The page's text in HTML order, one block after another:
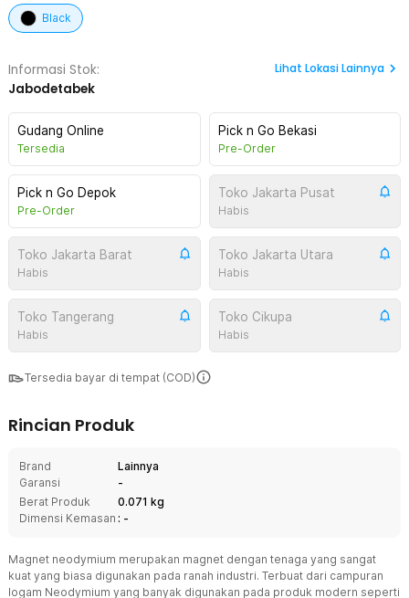
Black
Informasi Stok:
Jabodetabek
Lihat Lokasi Lainnya
Gudang Online
Tersedia
Pick n Go Bekasi
Pre-Order
Pick n Go Depok
Pre-Order
Toko Jakarta Pusat
Habis
Toko Jakarta Barat
Habis
Toko Jakarta Utara
Habis
Toko Tangerang
Habis
Toko Cikupa
Habis
Tersedia bayar di tempat (COD)
Rincian Produk
Brand
Lainnya
Garansi
-
Berat Produk
0.071 kg
Dimensi Kemasan : -
Magnet neodymium merupakan magnet dengan tenaga yang sangat
kuat yang biasa digunakan pada ranah industri. Terbuat dari campuran
logam Neodymium yang banyak digunakan pada produk modern seperti